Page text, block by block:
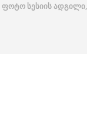
ფოტო სესიის ადგილი,